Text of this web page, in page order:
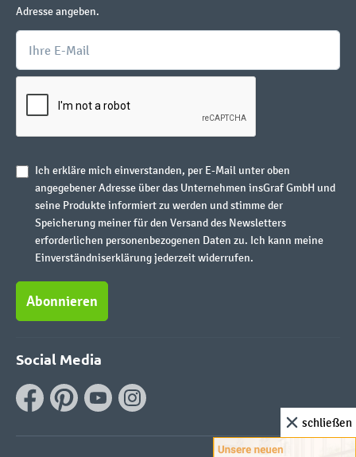
Adresse angeben.
Ich erkläre mich einverstanden, per E-Mail unter oben
angegebener Adresse über das Unternehmen insGraf GmbH und
seine Produkte informiert zu werden und stimme der
Speicherung meiner für den Versand des Newsletters
erforderlichen personenbezogenen Daten zu. Ich kann meine
Einverständniserklärung jederzeit widerrufen.
Abonnieren
Social Media
schließen